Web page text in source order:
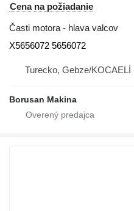
Cena na požiadanie
Časti motora - hlava valcov
X5656072 5656072
Turecko, Gebze/KOCAELİ
Borusan Makina